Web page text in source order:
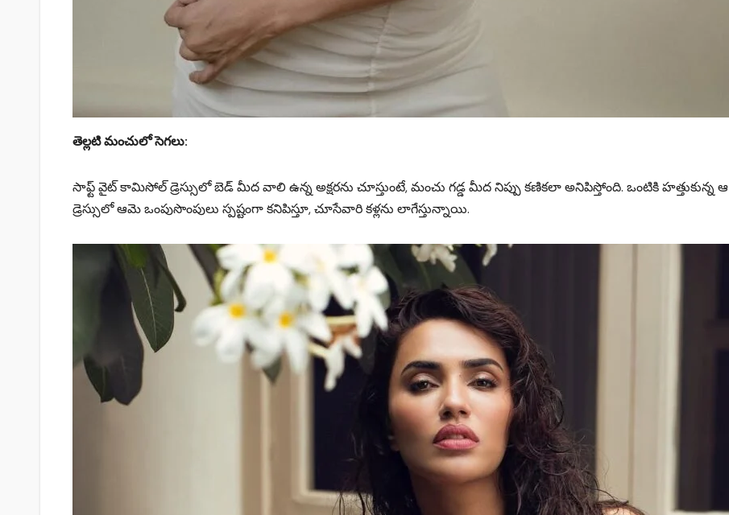
తెల్లటి మంచులో సెగలు:
సాఫ్ట్ వైట్ కామిసోల్ డ్రెస్సులో బెడ్ మీద వాలి ఉన్న అక్షరను చూస్తుంటే, మంచు గడ్డ మీద నిప్పు కణికలా అనిపిస్తోంది. ఒంటికి హత్తుకున్న ఆ
డ్రెస్సులో ఆమె ఒంపుసొంపులు స్పష్టంగా కనిపిస్తూ, చూసేవారి కళ్లను లాగేస్తున్నాయి.